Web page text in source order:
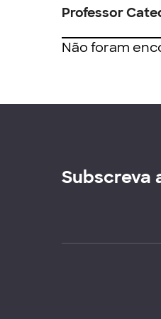
Professor
Não foram
Subscreva